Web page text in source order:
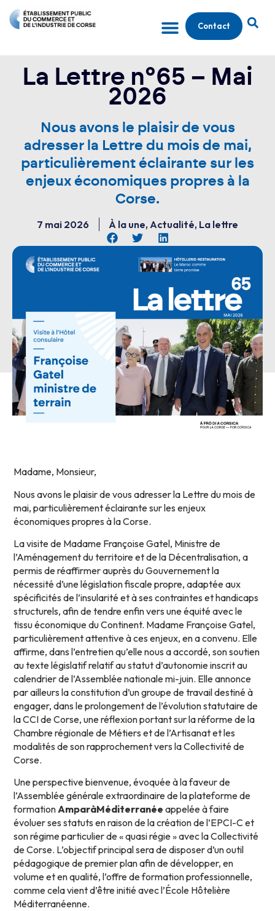
Contact
La Lettre n°65 – Mai
2026
Nous avons le plaisir de vous
adresser la Lettre du mois de mai,
particulièrement éclairante sur les
enjeux économiques propres à la
Corse.
7 mai 2026 À la une, Actualité, La lettre
Madame, Monsieur,
Nous avons le plaisir de vous adresser la Lettre du mois de
mai, particulièrement éclairante sur les enjeux
économiques propres à la Corse.
La visite de Madame Françoise Gatel, Ministre de
l’Aménagement du territoire et de la Décentralisation, a
permis de réaffirmer auprès du Gouvernement la
nécessité d’une législation fiscale propre, adaptée aux
spécificités de l’insularité et à ses contraintes et handicaps
structurels, afin de tendre enfin vers une équité avec le
tissu économique du Continent. Madame Françoise Gatel,
particulièrement attentive à ces enjeux, en a convenu. Elle
affirme, dans l’entretien qu’elle nous a accordé, son soutien
au texte législatif relatif au statut d’autonomie inscrit au
calendrier de l’Assemblée nationale mi-juin. Elle annonce
par ailleurs la constitution d’un groupe de travail destiné à
engager, dans le prolongement de l’évolution statutaire de
la CCI de Corse, une réflexion portant sur la réforme de la
Chambre régionale de Métiers et de l’Artisanat et les
modalités de son rapprochement vers la Collectivité de
Corse.
Une perspective bienvenue, évoquée à la faveur de
l’Assemblée générale extraordinaire de la plateforme de
formationAmparàMéditerranée appelée à faire
évoluer ses statuts en raison de la création de l’EPCI-C et
son régime particulier de « quasi régie » avec la Collectivité
de Corse. L’objectif principal sera de disposer d’un outil
pédagogique de premier plan afin de développer, en
volume et en qualité, l’offre de formation professionnelle,
comme cela vient d’être initié avec l’École Hôtelière
Méditerranéenne.